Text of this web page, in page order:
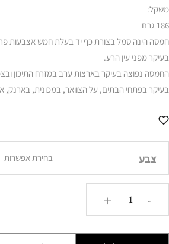
משקל:
186 גרם
חמסה הינה סמל בצורת כף יד בעלת חמש אצבעות
בעיקר מפני עין הרע.
החמסה נפוצה בעיקר בארצות ערב במזרח התיכון
בעיקר בפתחי הבתים, על הצוואר, במכונית, בארנק,
צבע בחירת אפשרות
-
+